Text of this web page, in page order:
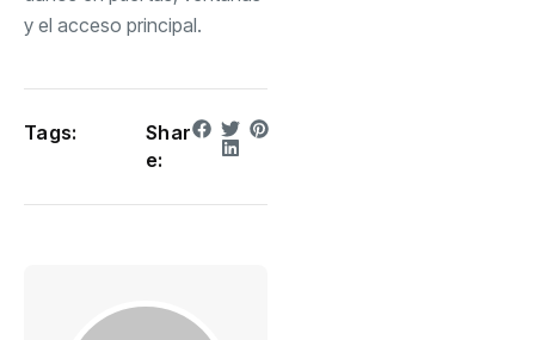
y el acceso principal.
Tags:
Shar
e: